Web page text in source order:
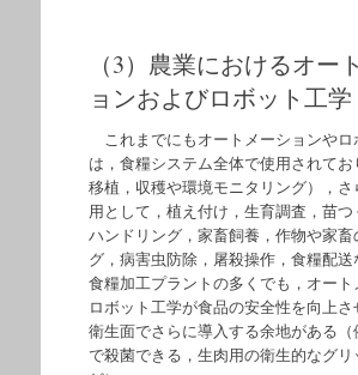
（3）農業におけるオー
ョンおよびロボット工学
これまでにもオートメーションやロ
は，食糧システム全体で使用されてお
移植，収穫や環境モニタリング），
用として，植え付け，生育調査，苗
ハンドリング，家畜飼養，作物や家
グ，病害虫防除，屠殺操作，食糧配送
食糧加工プラントの多くでも，オー
ロボット工学が食品の安全性を向上さ
衛生面でさらに導入する余地がある
で殺菌できる，生肉用の衛生的なグリ